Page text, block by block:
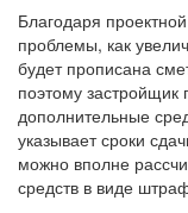
Благодаря
проблемы, как
будет прописана
поэтому застройщик
дополнительные
указывает сроки
можно вполне
средств в виде